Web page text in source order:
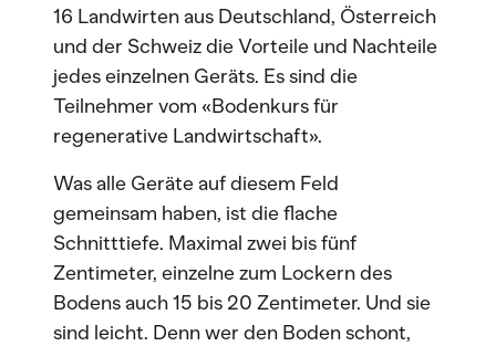
16 Landwirten aus Deutschland, Österreich
und der Schweiz die Vorteile und Nachteile
jedes einzelnen Geräts. Es sind die
Teilnehmer vom «Bodenkurs für
regenerative Landwirtschaft».
Was alle Geräte auf diesem Feld
gemeinsam haben, ist die flache
Schnitttiefe. Maximal zwei bis fünf
Zentimeter, einzelne zum Lockern des
Bodens auch 15 bis 20 Zentimeter. Und sie
sind leicht. Denn wer den Boden schont,